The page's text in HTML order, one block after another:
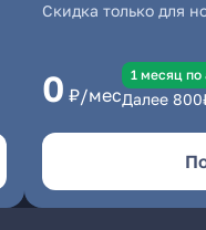
Скидка только для
0 ₽/мес
1 месяц по
Далее 800